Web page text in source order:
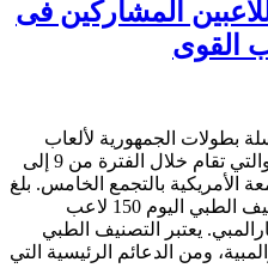
المشاركين فى
القوى
بطولات الجمهورية لألعاب
القوى البارالمبي،التصنيف الطبي والتي تقام خلال الفترة من 9 إلى
الأمريكية بالتجمع الخامس. بلغ
عدد اللاعبين المشاركين في التصنيف الطبي اليوم 150 لاعب
يعتبر التصنيف الطبي
ومن الدعائم الرئيسية التي